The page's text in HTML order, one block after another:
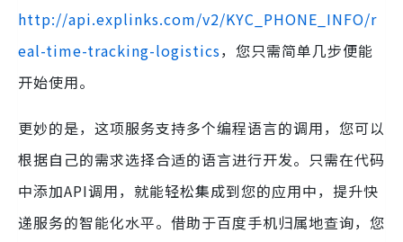
http://api.explinks.com/v2/KYC_PHONE_INFO/r
eal-time-tracking-logistics，您只需简单几步便能
开始使用。
更妙的是，这项服务支持多个编程语言的调用，您可以
根据自己的需求选择合适的语言进行开发。只需在代码
中添加API调用，就能轻松集成到您的应用中，提升快
递服务的智能化水平。借助于百度手机归属地查询，您